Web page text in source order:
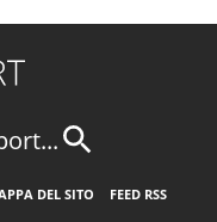
DEL SITO
FEED RSS